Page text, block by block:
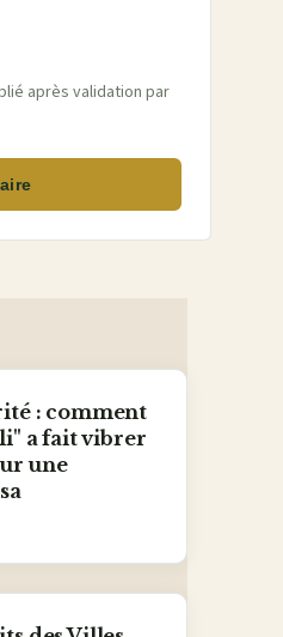
après validation par
: comment
a fait vibrer
une